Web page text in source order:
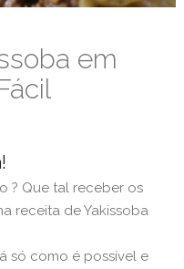
em
? Que tal receber os
receita de Yakissoba
só como é possível e